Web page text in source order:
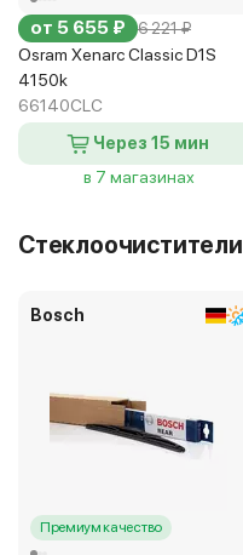
от 5 655 ₽ 6 221 ₽
Osram Xenarc Classic D1S
4150k
66140CLC
Через 15 мин
в 7 магазинах
Стеклоочистители
Bosch
Премиум качество